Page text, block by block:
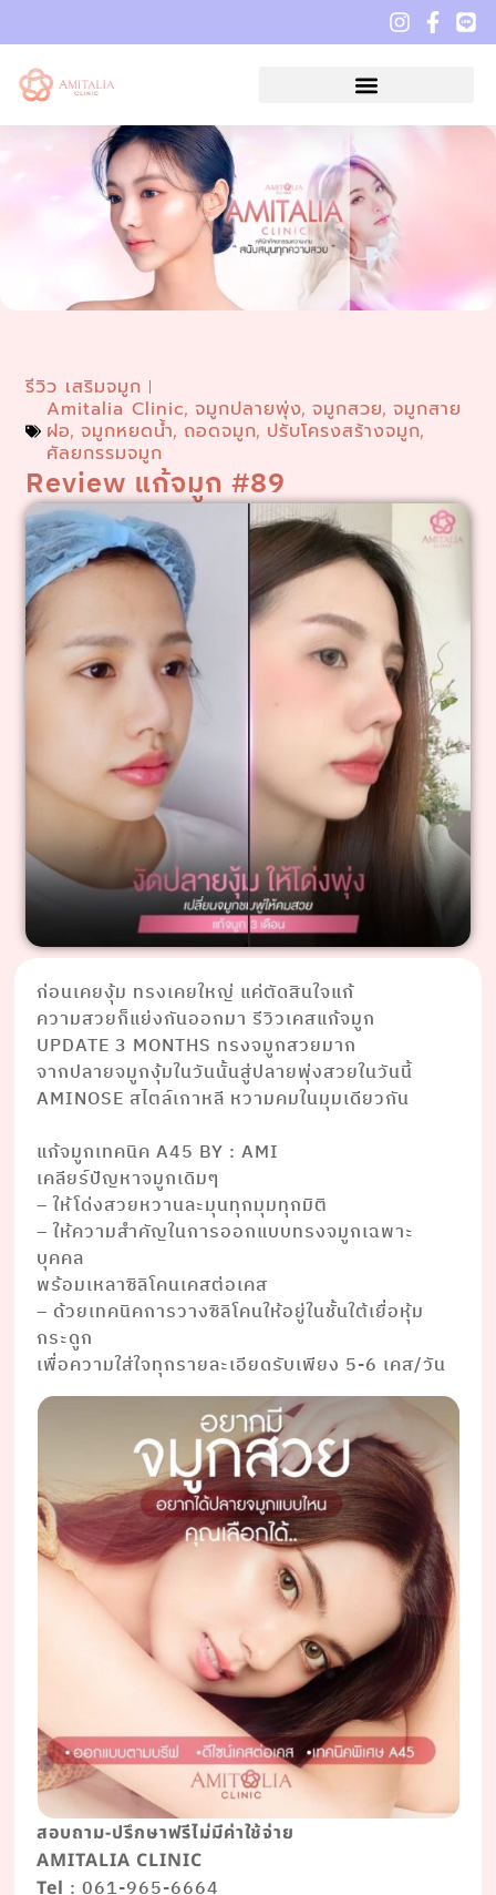
รีวิว เสริมจมูก
Amitalia Clinic,จมูกปลายพุ่ง,จมูกสวย,จมูกสาย
ฝอ,จมูกหยดน้ำ, ถอดจมูก, ปรับโครงสร้างจมูก,
ศัลยกรรมจมูก
Review แก้จมูก #89
ก่อนเคยงุ้ม ทรงเคยใหญ่ แค่ตัดสินใจแก้
ความสวยก็แย่งกันออกมา รีวิวเคสแก้จมูก
UPDATE 3 MONTHS ทรงจมูกสวยมาก
จากปลายจมูกงุ้มในวันนั้นสู่ปลายพุ่งสวยในวันนี้
AMINOSE สไตล์เกาหลี หวามคมในมุมเดียวกัน
แก้จมูกเทคนิค A45 BY : AMI
เคลียร์ปัญหาจมูกเดิมๆ
– ให้โด่งสวยหวานละมุนทุกมุมทุกมิติ
– ให้ความสำคัญในการออกแบบทรงจมูกเฉพาะ
บุคคล
พร้อมเหลาซิลิโคนเคสต่อเคส
– ด้วยเทคนิคการวางซิลิโคนให้อยู่ในชั้นใต้เยื่อหุ้ม
กระดูก
เพื่อความใส่ใจทุกรายละเอียดรับเพียง 5-6 เคส/วัน
สอบถาม-ปรึกษาฟรีไม่มีค่าใช้จ่าย
AMITALIA CLINIC
Tel